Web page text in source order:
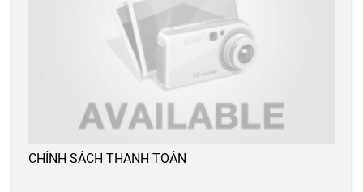
CHÍNH SÁCH THANH TOÁN